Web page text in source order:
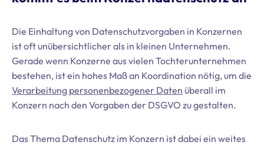
Die Einhaltung von Datenschutzvorgaben in Konzernen
ist oft unübersichtlicher als in kleinen Unternehmen.
Gerade wenn Konzerne aus vielen Tochterunternehmen
bestehen, ist ein hohes Maß an Koordination nötig, um die
Verarbeitung personenbezogener Daten überall im
Konzern nach den Vorgaben der DSGVO zu gestalten.
Das Thema Datenschutz im Konzern ist dabei ein weites